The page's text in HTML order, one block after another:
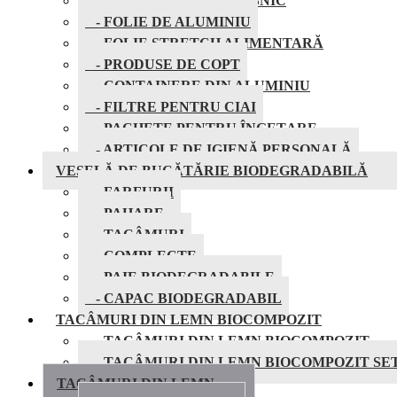
- FOLIE DE ALUMINIU
- FOLIE STRETCH ALIMENTARĂ
- PRODUSE DE COPT
- CONTAINERE DIN ALUMINIU
- FILTRE PENTRU CIAI
- PACHETE PENTRU ÎNGEȚARE
- ARTICOLE DE IGIENĂ PERSONALĂ
VESELĂ DE BUCĂTĂRIE BIODEGRADABILĂ
- FARFURII
- PAHARE
- TACÂMURI
- COMPLECTE
- PAIE BIODEGRADABILE
- CAPAC BIODEGRADABIL
TACÂMURI DIN LEMN BIOCOMPOZIT
- TACÂMURI DIN LEMN BIOCOMPOZIT
- TACÂMURI DIN LEMN BIOCOMPOZIT
TACÂMURI DIN LEMN